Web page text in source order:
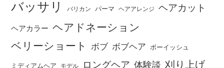
バッサリ バリカン パーマ ヘアアレンジ ヘアカット
ヘアカラー ヘアドネーション
ベリーショート
ボブ ボブヘア ボーイッシュ
ミディアムヘア モデル ロングヘア 体験談 刈り上げ